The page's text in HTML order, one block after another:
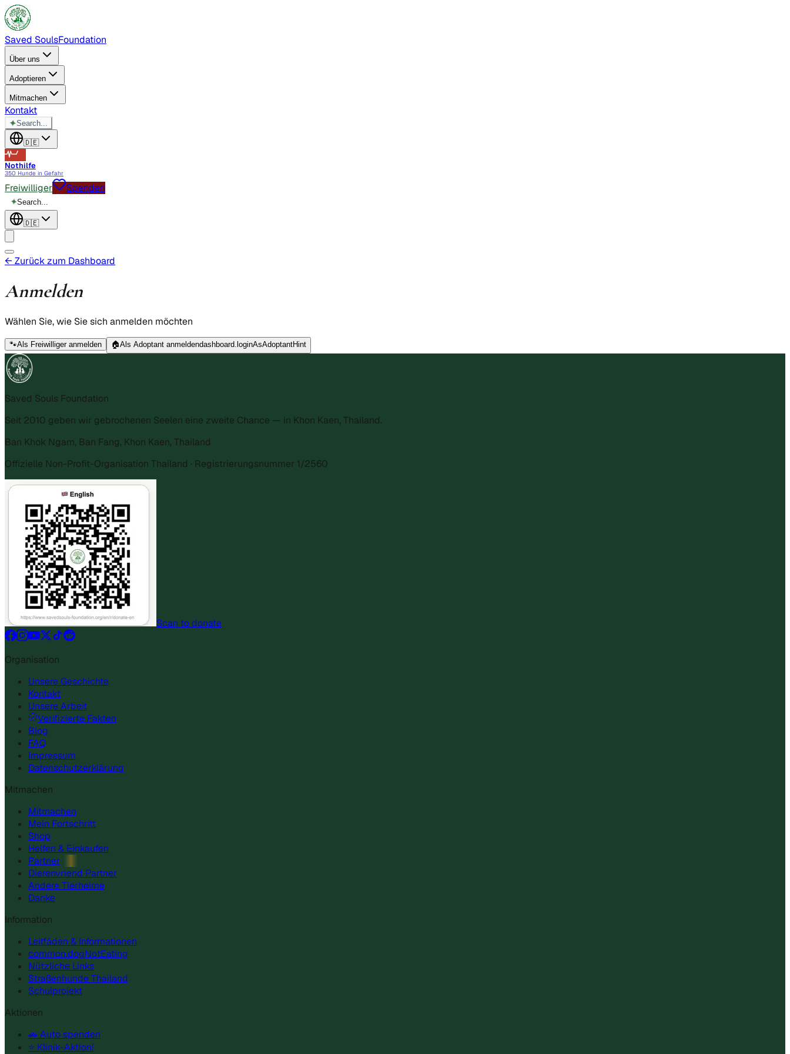
Saved SoulsFoundation
Über uns
Adoptieren
Mitmachen
Kontakt
✦Search...
🇩🇪
Nothilfe
350 Hunde in Gefahr
Freiwilliger Spenden
✦Search...
🇩🇪
← Zurück zum Dashboard
Anmelden
Wählen Sie, wie Sie sich anmelden möchten
🐾Als Freiwilliger anmelden 🏠Als Adoptant anmeldendashboard.loginAsAdoptantHint
Saved Souls Foundation
Seit 2010 geben wir gebrochenen Seelen eine zweite Chance — in Khon Kaen, Thailand.
Ban Khok Ngam, Ban Fang, Khon Kaen, Thailand
Offizielle Non-Profit-Organisation Thailand · Registrierungsnummer 1/2560
Scan to donate
Organisation
Unsere Geschichte
Kontakt
Unsere Arbeit
Verifizierte Fakten
Blog
FAQ
Impressum
Datenschutzerklärung
Mitmachen
Mitmachen
Mein Fortschritt
Shop
Helfen & Einkaufen
Partner
Dierenvriend Partner
Andere Tierheime
Danke
Information
Leitfäden & Informationen
common.dogNotEating
Nützliche Links
Straßenhunde Thailand
Schulprojekt
Aktionen
🚗 Auto spenden
⭐ Klinik-Aktion!